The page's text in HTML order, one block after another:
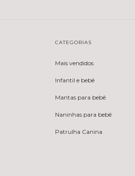
CATEGORIAS
Mais vendidos
Infantil e bebê
Mantas para bebê
Naninhas para bebê
Patrulha Canina